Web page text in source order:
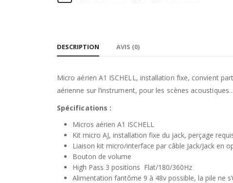
DESCRIPTION AVIS (0)
Micro aérien A1 ISCHELL, installation fixe, convient
aérienne sur l’instrument, pour les scènes
Spécifications :
Micros aérien A1 ISCHELL
Kit micro AJ, installation fixe du jack, perçage
Liaison kit micro/interface par câble Jack/Jack en
Bouton de volume
High Pass 3 positions Flat/180/360Hz
Alimentation fantôme 9 à 48v possible, la pile ne